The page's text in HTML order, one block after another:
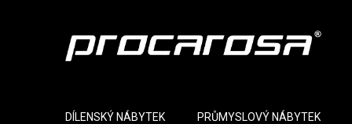
DÍLENSKÝ NÁBYTEK PRŮMYSLOVÝ NÁBYTEK